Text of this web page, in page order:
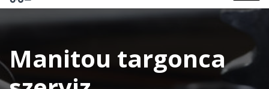
Manitou targonca